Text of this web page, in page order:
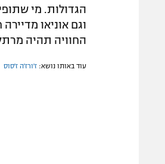
הגדולות. מי
וגם אוניאו
החוויה תהיה
עוד באותו נושא: ז'ורז'ה ז'סוס